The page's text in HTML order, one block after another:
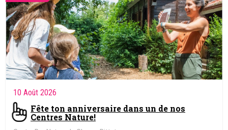
10 Août 2026
Fête ton anniversaire dans un de nos
Centres Nature!